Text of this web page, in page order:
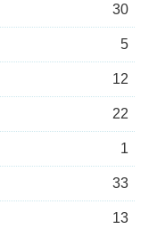
30
5
12
22
1
33
13